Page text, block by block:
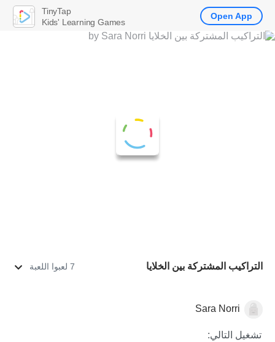
التراكيب المشتركة بين الخلايا 7 لعبوا اللعبة
الأحياءSara Norri
تشغيل التالي:
TinyTap
Kids' Learning Games
Open App